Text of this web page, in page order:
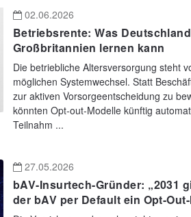
02.06.2026
Betriebsrente: Was
Großbritannien lernen kann
Die betriebliche Altersversorgung steht
möglichen Systemwechsel. Statt
zur aktiven Vorsorgeentscheidung zu
könnten Opt-out-Modelle künftig
Teilnahm ...
27.05.2026
bAV-Insurtech-Gründer: „2031
der bAV per Default ein Opt-